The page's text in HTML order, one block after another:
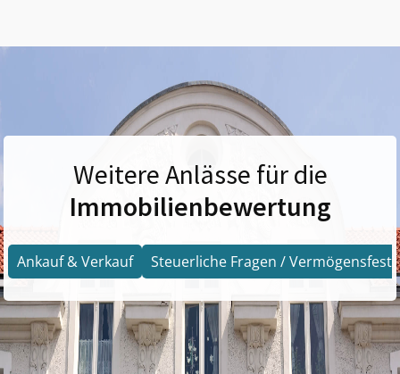
Weitere Anlässe für die
Immobilienbewertung
Ankauf & Verkauf Steuerliche Fragen /